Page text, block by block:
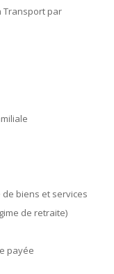
Transport par
biens et services
de retraite)
payée